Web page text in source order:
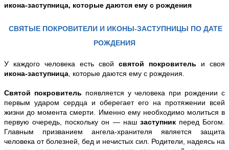
икона-заступница, которые даются ему с рождения
СВЯТЫЕ ПОКРОВИТЕЛИ И ИКОНЫ-ЗАСТУПНИЦЫ ПО ДАТЕ
РОЖДЕНИЯ
У каждого человека есть свой святой покровитель и своя
икона-заступница , которые даются ему с рождения.
Святой покровитель появляется у человека при рождении с
первым ударом сердца и оберегает его на протяжении всей
жизни до момента смерти. Именно ему необходимо молиться в
первую очередь, поскольку он — наш заступник перед Богом.
Главным призванием ангела-хранителя является защита
человека от болезней, бед и нечистых сил. Родители, надеясь на